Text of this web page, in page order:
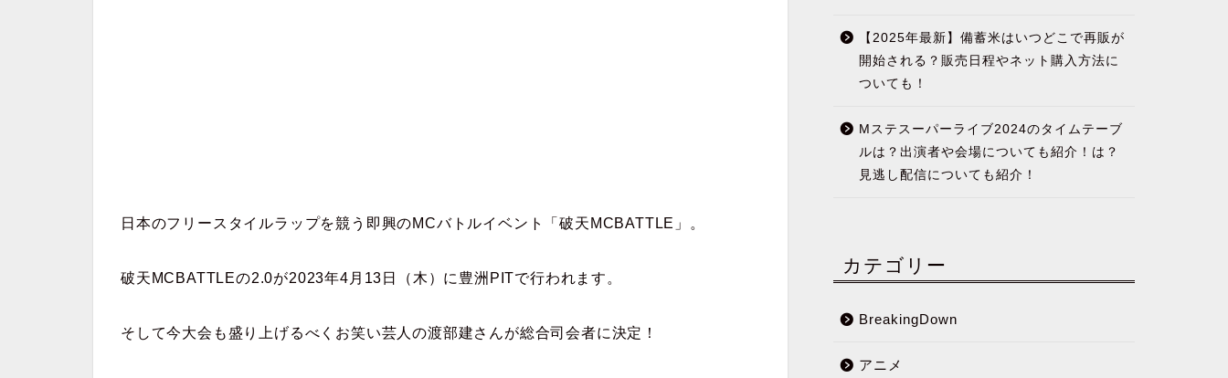
日本のフリースタイルラップを競う即興のMCバトルイベント「破天MCBATTLE」。
破天MCBATTLEの2.0が2023年4月13日（木）に豊洲PITで行われます。
そして今大会も盛り上げるべくお笑い芸人の渡部建さんが総合司会者に決定！
【2025年最新】備蓄米はいつどこで再販が
開始される？販売日程やネット購入方法に
ついても！
Mステスーパーライブ2024のタイムテーブ
ルは？出演者や会場についても紹介！は？
見逃し配信についても紹介！
カテゴリー
BreakingDown
アニメ